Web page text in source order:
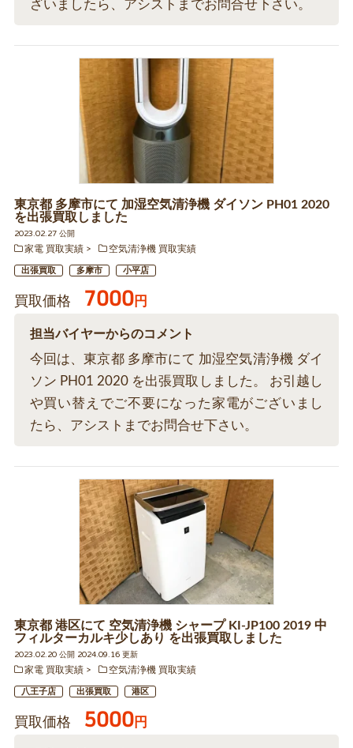
ざいましたら、アシストまでお問合せ下さい。
東京都 多摩市にて 加湿空気清浄機 ダイソン PH01 2020
を出張買取しました
2023.02.27 公開
家電 買取実績
空気清浄機 買取実績
出張買取 多摩市 小平店
買取価格 7000円
担当バイヤーからのコメント
今回は、東京都 多摩市にて 加湿空気清浄機 ダイ
ソン PH01 2020 を出張買取しました。 お引越し
や買い替えでご不要になった家電がございまし
たら、アシストまでお問合せ下さい。
東京都 港区にて 空気清浄機 シャープ KI-JP100 2019 中
フィルターカルキ少しあり を出張買取しました
2023.02.20 公開 2024.09.16 更新
家電 買取実績
空気清浄機 買取実績
八王子店 出張買取 港区
買取価格 5000円